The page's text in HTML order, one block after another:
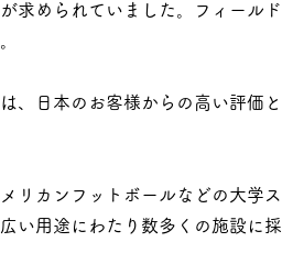
求められていました。フィールド
、日本の お客様からの高い評価と
リカンフットボールなどの大学ス
い用途にわたり数多くの施設に採